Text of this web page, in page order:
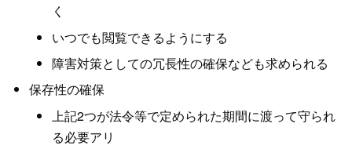
く
いつでも閲覧できるようにする
障害対策としての冗長性の確保なども求められる
保存性の確保
上記2つが法令等で定められた期間に渡って守られ
る必要アリ